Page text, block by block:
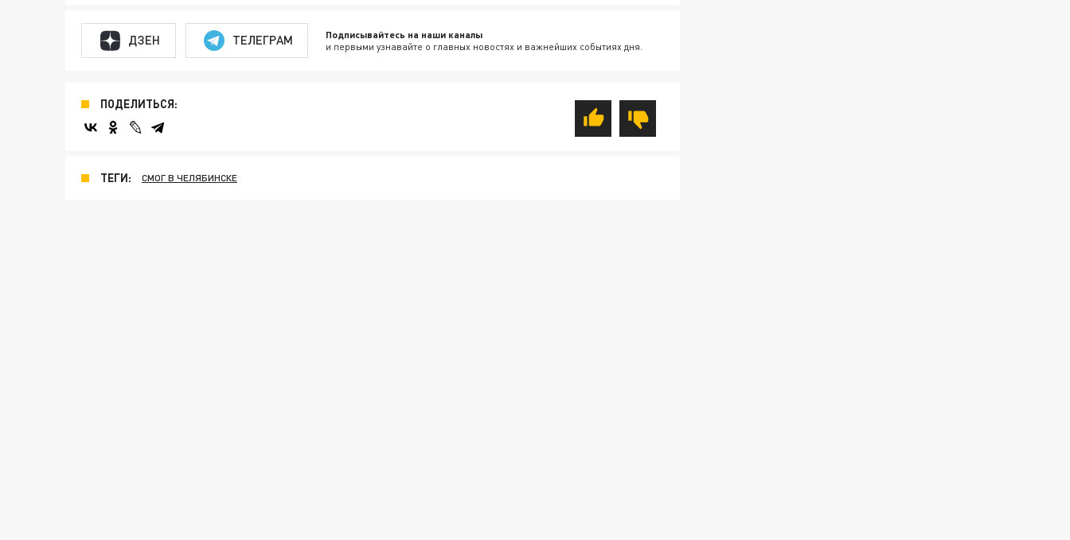
ДЗЕН ТЕЛЕГРАМ Подписывайтесь на наши каналы
и первыми узнавайте о главных новостях и важнейших событиях дня.
ПОДЕЛИТЬСЯ:
ТЕГИ: СМОГ В ЧЕЛЯБИНСКЕ